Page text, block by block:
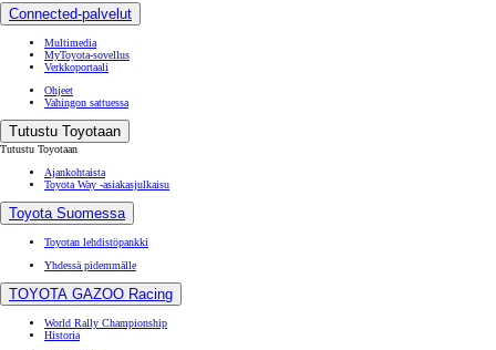
Connected-palvelut
Multimedia
MyToyota-sovellus
Verkkoportaali
Ohjeet
Vahingon sattuessa
Tutustu Toyotaan
Tutustu Toyotaan
Ajankohtaista
Toyota Way -asiakasjulkaisu
Toyota Suomessa
Toyotan lehdistöpankki
Yhdessä pidemmälle
TOYOTA GAZOO Racing
World Rally Championship
Historia